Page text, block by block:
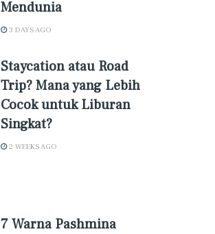
Mendunia
3 DAYS AGO
Staycation atau Road
Trip? Mana yang Lebih
Cocok untuk Liburan
Singkat?
2 WEEKS AGO
7 Warna Pashmina